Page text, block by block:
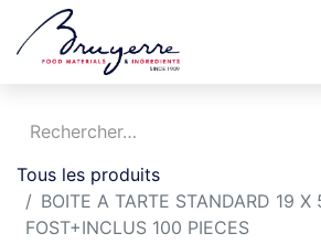
Tous les produits
BOITE A TARTE STANDARD 19 X
FOST+INCLUS 100 PIECES